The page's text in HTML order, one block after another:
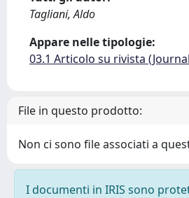
Tagliani, Aldo
Appare nelle tipologie:
03.1 Articolo su rivista
File in questo prodotto:
Non ci sono file associati a
I documenti in IRIS sono